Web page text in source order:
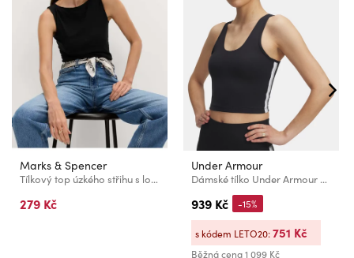
Marks & Spencer
Tílkový top úzkého střihu s lodičkovým výstřihem s vysokým podílem bavlny Marks & Spencer černá
279 Kč
Under Armour
Dámské tílko Under Armour UA Motion Sport Tape Tank-BLK
939 Kč
Běžná cena1 099 Kč
-15%
s kódem LETO20:751 Kč